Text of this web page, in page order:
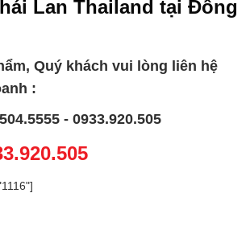
Lan Thailand tại Đồng
Quý khách vui lòng liên hệ
:
- 0933.920.505